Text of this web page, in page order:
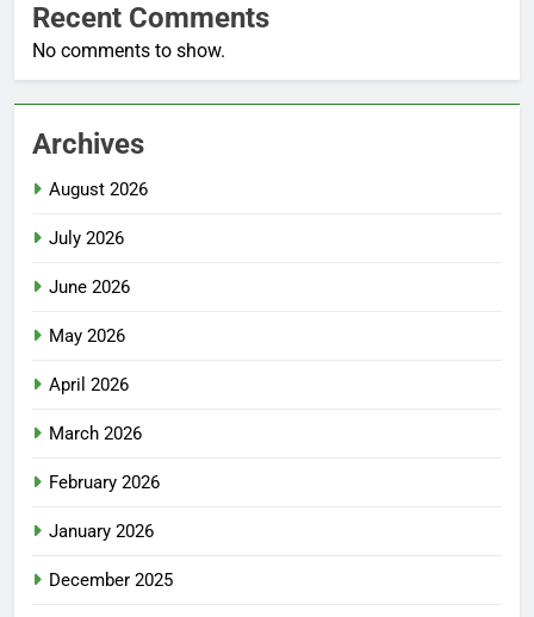
Recent Comments
No comments to show.
Archives
August 2026
July 2026
June 2026
May 2026
April 2026
March 2026
February 2026
January 2026
December 2025